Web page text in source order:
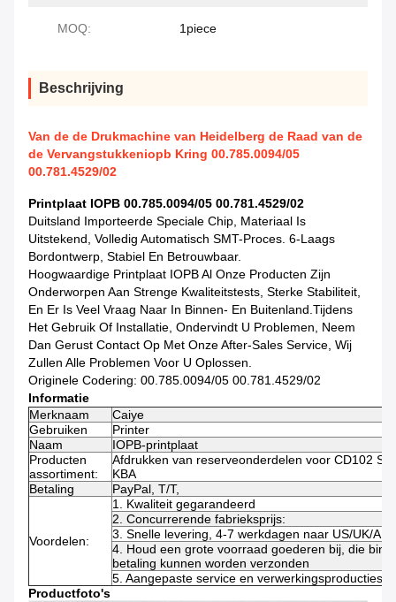
MOQ: 1piece
Beschrijving
Van de de Drukmachine van Heidelberg de Raad van de
de Vervangstukkeniopb Kring 00.785.0094/05
00.781.4529/02
Printplaat IOPB 00.785.0094/05 00.781.4529/02
Duitsland Importeerde Speciale Chip, Materiaal Is
Uitstekend, Volledig Automatisch SMT-Proces. 6-Laags
Bordontwerp, Stabiel En Betrouwbaar.
Hoogwaardige Printplaat IOPB Al Onze Producten Zijn
Onderworpen Aan Strenge Kwaliteitstests, Sterke Stabiliteit,
En Er Is Veel Vraag Naar In Binnen- En Buitenland.Tijdens
Het Gebruik Of Installatie, Ondervindt U Problemen, Neem
Dan Gerust Contact Op Met Onze After-Sales Service, Wij
Zullen Alle Problemen Voor U Oplossen.
Originele Codering: 00.785.0094/05 00.781.4529/02
Informatie
Merknaam
Caiye
Gebruiken
Printer
Naam
IOPB-printplaat
Producten
assortiment:
Afdrukken van reserveonderdelen voor CD102
KBA
Betaling
PayPal, T/T,
Voordelen:
1. Kwaliteit gegarandeerd
2. Concurrerende fabrieksprijs:
3. Snelle levering, 4-7 werkdagen naar US/UK/AU
4. Houd een grote voorraad goederen bij, die
betaling kunnen worden verzonden
5. Aangepaste service en
Productfoto's